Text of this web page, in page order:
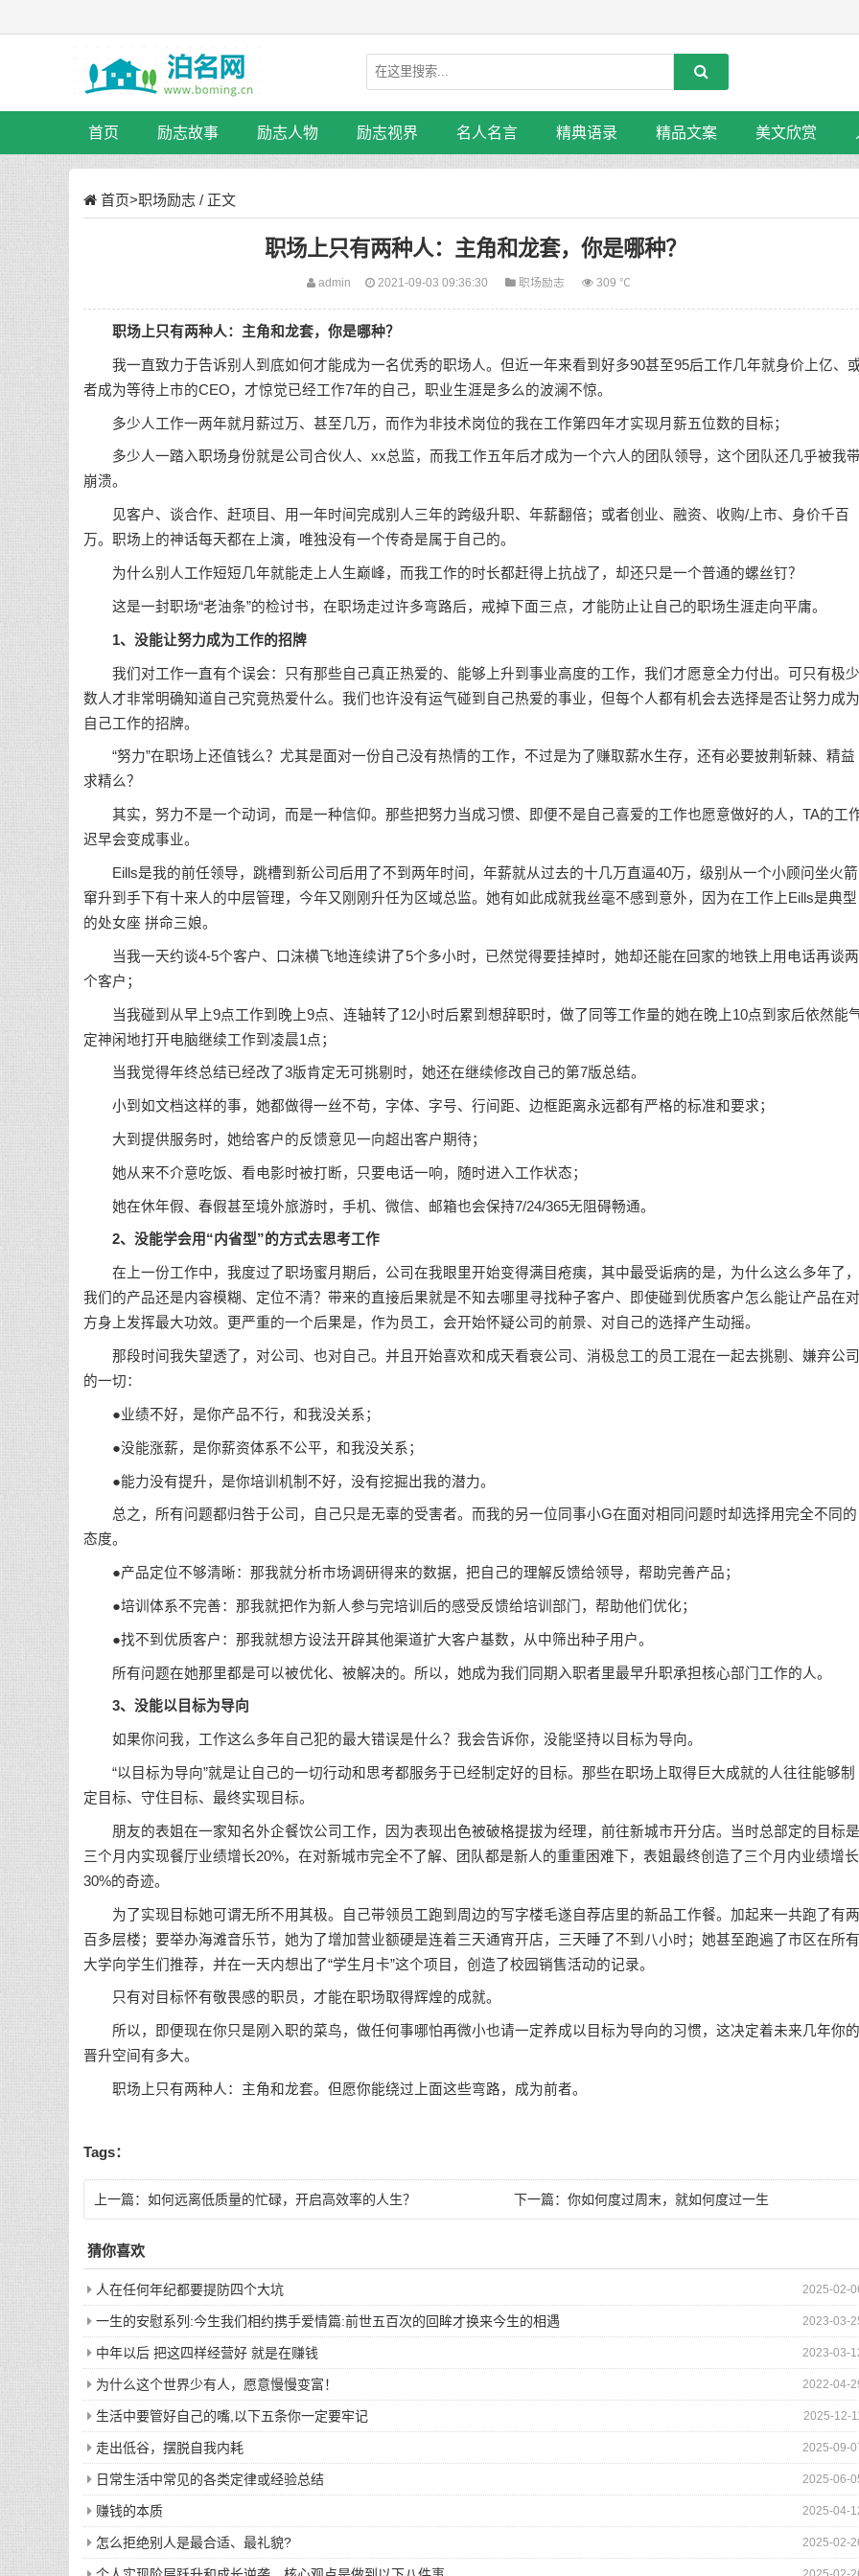
首页 励志故事 励志人物 励志视界 名人名言 精典语录 精品文案 美文欣赏
首页>职场励志 / 正文
职场上只有两种人：主角和龙套，你是哪种？
admin 2021-09-03 09:36:30 职场励志 309 ℃
职场 上只有两种人：主角和龙套，你是哪种？
我一直致力于告诉别人到底如何才能成为一名优秀的职场人。但近一年来看到好多90甚至95后工作几年就身价上亿、
者成为等待上市的CEO，才惊觉已经工作7年的自己，职业生涯是多么的波澜不惊。
多少人工作一两年就月薪过万、甚至几万，而作为非技术岗位的我在工作第四年才实现月薪五位数的目标；
多少人一踏入职场身份就是公司合伙人、xx总监，而我工作五年后才成为一个六人的团队领导，这个团队还几乎被我
崩溃。
见客户、谈合作、赶项目、用一年时间完成别人三年的跨级升职、年薪翻倍；或者创业、融资、收购/上市、身价千百
万。职场上的神话每天都在上演，唯独没有一个传奇是属于自己的。
为什么别人工作短短几年就能走上人生巅峰，而我工作的时长都赶得上抗战了，却还只是一个普通的螺丝钉？
这是一封职场“老油条”的检讨书，在职场走过许多弯路后，戒掉下面三点，才能防止让自己的职场生涯走向平庸。
1、没能让努力成为工作的招牌
我们对工作一直有个误会：只有那些自己真正热爱的、能够上升到事业高度的工作，我们才愿意全力付出。可只有极少
数人才非常明确知道自己究竟热爱什么。我们也许没有运气碰到自己热爱的事业，但每个人都有机会去选择是否让努力成为
自己工作的招牌。
“努力”在职场上还值钱么？尤其是面对一份自己没有热情的工作，不过是为了赚取薪水生存，还有必要披荆斩棘、精益
求精么？
其实，努力不是一个动词，而是一种信仰。那些把努力当成习惯、即便不是自己喜爱的工作也愿意做好的人，TA的工
迟早会变成事业。
Eills是我的前任领导，跳槽到新公司后用了不到两年时间，年薪就从过去的十几万直逼40万，级别从一个小顾问坐火箭
窜升到手下有十来人的中层管理，今年又刚刚升任为区域总监。她有如此成就我丝毫不感到意外，因为在工作上Eills是典型
的处女座 拼命三娘。
当我一天约谈4-5个客户、口沫横飞地连续讲了5个多小时，已然觉得要挂掉时，她却还能在回家的地铁上用电话再谈两
个客户；
当我碰到从早上9点工作到晚上9点、连轴转了12小时后累到想辞职时，做了同等工作量的她在晚上10点到家后依然能
定神闲地打开电脑继续工作到凌晨1点；
当我觉得年终总结已经改了3版肯定无可挑剔时，她还在继续修改自己的第7版总结。
小到如文档这样的事，她都做得一丝不苟，字体、字号、行间距、边框距离永远都有严格的标准和要求；
大到提供服务时，她给客户的反馈意见一向超出客户期待；
她从来不介意吃饭、看电影时被打断，只要电话一响，随时进入工作状态；
她在休年假、春假甚至境外旅游时，手机、微信、邮箱也会保持7/24/365无阻碍畅通。
2、没能学会用“内省型”的方式去思考工作
在上一份工作中，我度过了职场蜜月期后，公司在我眼里开始变得满目疮痍，其中最受诟病的是，为什么这么多年了，
我们的产品还是内容模糊、定位不清？带来的直接后果就是不知去哪里寻找种子客户、即使碰到优质客户怎么能让产品在对
方身上发挥最大功效。更严重的一个后果是，作为员工，会开始怀疑公司的前景、对自己的选择产生动摇。
那段时间我失望透了，对公司、也对自己。并且开始喜欢和成天看衰公司、消极怠工的员工混在一起去挑剔、嫌弃公司
的一切：
●业绩不好，是你产品不行，和我没关系；
●没能涨薪，是你薪资体系不公平，和我没关系；
●能力没有提升，是你培训机制不好，没有挖掘出我的潜力。
总之，所有问题都归咎于公司，自己只是无辜的受害者。而我的另一位同事小G在面对相同问题时却选择用完全不同的
态度。
●产品定位不够清晰：那我就分析市场调研得来的数据，把自己的理解反馈给领导，帮助完善产品；
●培训体系不完善：那我就把作为新人参与完培训后的感受反馈给培训部门，帮助他们优化；
●找不到优质客户：那我就想方设法开辟其他渠道扩大客户基数，从中筛出种子用户。
所有问题在她那里都是可以被优化、被解决的。所以，她成为我们同期入职者里最早升职承担核心部门工作的人。
3、没能以目标为导向
如果你问我，工作这么多年自己犯的最大错误是什么？我会告诉你，没能坚持以目标为导向。
“以目标为导向”就是让自己的一切行动和思考都服务于已经制定好的目标。那些在职场上取得巨大成就的人往往能够制
定目标、守住目标、最终实现目标。
朋友的表姐在一家知名外企餐饮公司工作，因为表现出色被破格提拔为经理，前往新城市开分店。当时总部定的目标是
三个月内实现餐厅业绩增长20%，在对新城市完全不了解、团队都是新人的重重困难下，表姐最终创造了三个月内业绩增长
30%的奇迹。
为了实现目标她可谓无所不用其极。自己带领员工跑到周边的写字楼毛遂自荐店里的新品工作餐。加起来一共跑了有两
百多层楼；要举办海滩音乐节，她为了增加营业额硬是连着三天通宵开店，三天睡了不到八小时；她甚至跑遍了市区在所有
大学向学生们推荐，并在一天内想出了“学生月卡”这个项目，创造了校园销售活动的记录。
只有对目标怀有敬畏感的职员，才能在职场取得辉煌的成就。
所以，即便现在你只是刚入职的菜鸟，做任何事哪怕再微小也请一定养成以目标为导向的习惯，这决定着未来几年你的
晋升空间有多大。
职场上只有两种人：主角和龙套。但愿你能绕过上面这些弯路，成为前者。
Tags：
上一篇： 如何远离低质量的忙碌，开启高效率的人生？ 下一篇：你如何度过周末，就如何度过一生
猜你喜欢
2025-02-
人在任何年纪都要提防四个大坑
2023-03-
一生的安慰系列:今生我们相约携手爱情篇:前世五百次的回眸才换来今生的相遇
2023-03-
中年以后 把这四样经营好 就是在赚钱
2022-04-
为什么这个世界少有人，愿意慢慢变富！
2025-12-
生活中要管好自己的嘴,以下五条你一定要牢记
2025-09-
走出低谷，摆脱自我内耗
2025-06-
日常生活中常见的各类定律或经验总结
2025-04-
赚钱的本质
2025-02-
怎么拒绝别人是最合适、最礼貌?